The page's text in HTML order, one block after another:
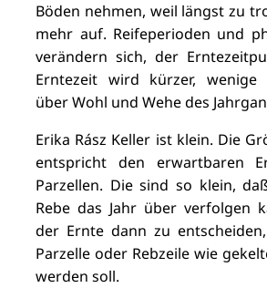
Böden nehmen, weil längst zu
mehr auf. Reifeperioden und
verändern sich, der
Erntezeit wird kürzer, wenige
über Wohl und Wehe des
Erika Rász Keller ist klein. Die
entspricht den erwartbaren
Parzellen. Die sind so klein,
Rebe das Jahr über verfolgen
der Ernte dann zu
Parzelle oder Rebzeile wie
werden soll.